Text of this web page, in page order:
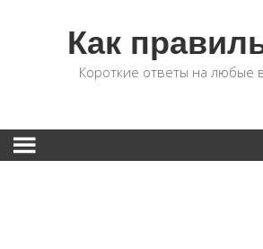
Как
Короткие ответы на любые